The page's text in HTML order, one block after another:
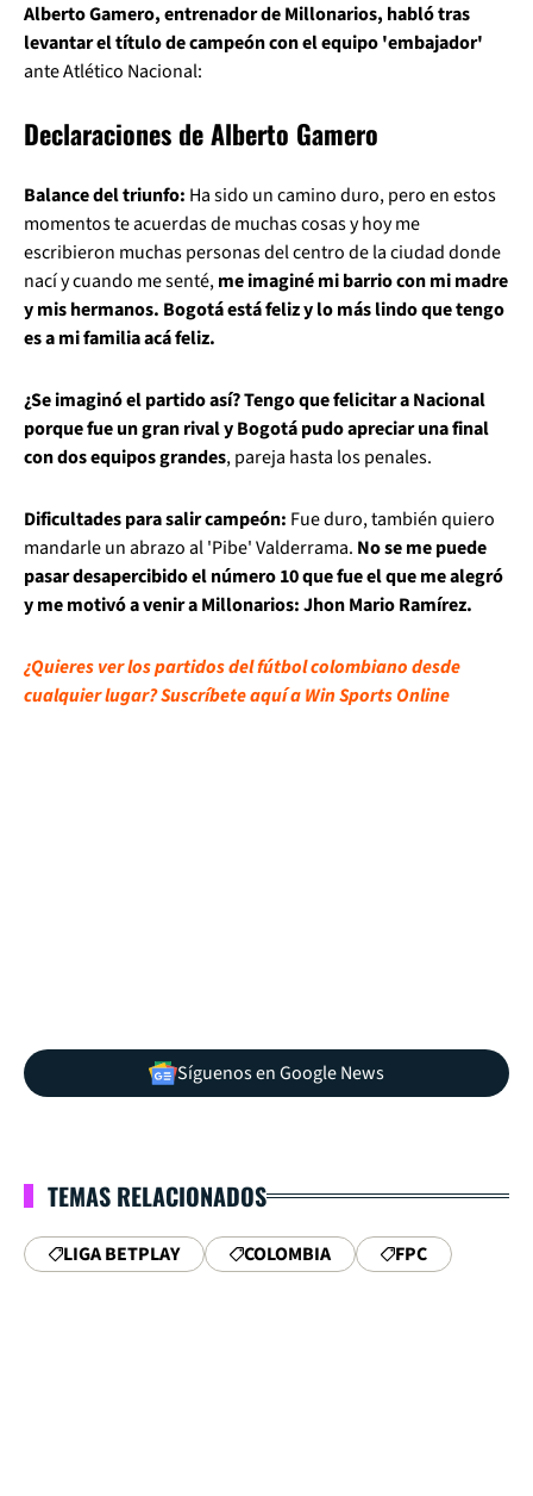
Alberto Gamero, entrenador de Millonarios, habló tras
levantar el título de campeón con el equipo 'embajador'
ante Atlético Nacional:
Declaraciones de Alberto Gamero
Balance del triunfo: Ha sido un camino duro, pero en estos
momentos te acuerdas de muchas cosas y hoy me
escribieron muchas personas del centro de la ciudad donde
nací y cuando me senté,me imaginé mi barrio con mi madre
y mis hermanos. Bogotá está feliz y lo más lindo que tengo
es a mi familia acá feliz.
¿Se imaginó el partido así? Tengo que felicitar a Nacional
porque fue un gran rival y Bogotá pudo apreciar una final
con dos equipos grandes, pareja hasta los penales.
Dificultades para salir campeón: Fue duro, también quiero
mandarle un abrazo al 'Pibe' Valderrama. No se me puede
pasar desapercibido el número 10 que fue el que me alegró
y me motivó a venir a Millonarios: Jhon Mario Ramírez.
¿Quieres ver los partidos del fútbol colombiano desde
cualquier lugar? Suscríbete aquí a Win Sports Online
Síguenos en Google News
TEMAS RELACIONADOS
LIGA BETPLAY COLOMBIA FPC